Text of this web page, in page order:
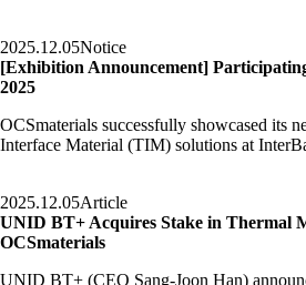
2025.12.05Notice
[Exhibition Announcement]
2025
OCSmaterials successfully showcased its
Interface Material (TIM) solutions at
2025.12.05Article
UNID BT+ Acquires Stake in Thermal
OCSmaterials
UNID BT+ (CEO Sang-Joon Han)